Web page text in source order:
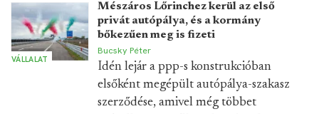
VÁLLALAT
Mészáros Lőrinchez kerül az első
privát autópálya, és a kormány
bőkezűen meg is fizeti
Bucsky Péter
Idén lejár a ppp-s konstrukcióban
elsőként megépült autópálya-szakasz
szerződése, amivel még többet